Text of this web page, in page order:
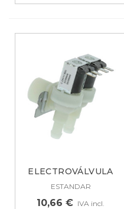
ELECTROVÁLVULA
UNIVERSAL PARA...
ESTANDAR
10,66 € IVA incl.